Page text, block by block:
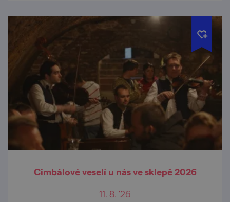
Cimbálové veselí u nás ve sklepě 2026
11. 8. '26